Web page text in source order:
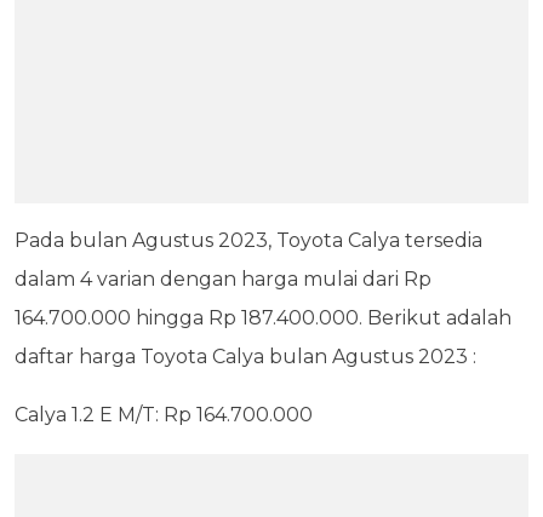
Pada bulan Agustus 2023, Toyota Calya tersedia
dalam 4 varian dengan harga mulai dari Rp
164.700.000 hingga Rp 187.400.000. Berikut adalah
daftar harga Toyota Calya bulan Agustus 2023 :
Calya 1.2 E M/T: Rp 164.700.000